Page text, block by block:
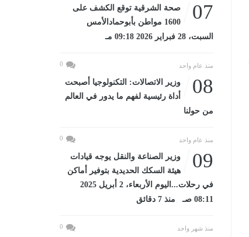
07
صحة الشرقية توقع الكشف على
1600 مواطن بأبوحمادالأمس
السبت، 28 فبراير 2026 09:18 مـ
منذ عام واحد 0
08
وزير الاتصالات: التكنولوجيا أصبحت
أداة رئيسية لفهم ما يدور في العالم
من حولنا
منذ عام واحد 0
09
وزير الصناعة والنقل يوجه قيادات
هيئة السكك الحديدية بتوفير أماكن
في رحلات...اليوم الأربعاء، 2 أبريل 2025
08:11 صـ منذ 7 دقائق
منذ شهر واحد 0